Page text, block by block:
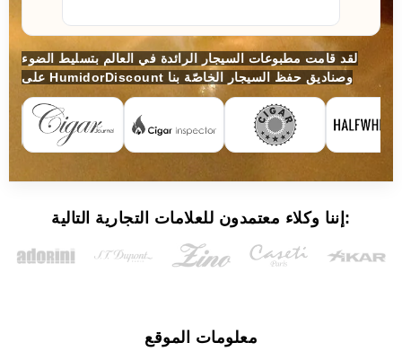
لقد قامت مطبوعات السيجار الرائدة في العالم بتسليط الضوء
على HumidorDiscount وصناديق حفظ السيجار الخاصّة بنا
إننا وكلاء معتمدون للعلامات التجارية التالية:
معلومات الموقع